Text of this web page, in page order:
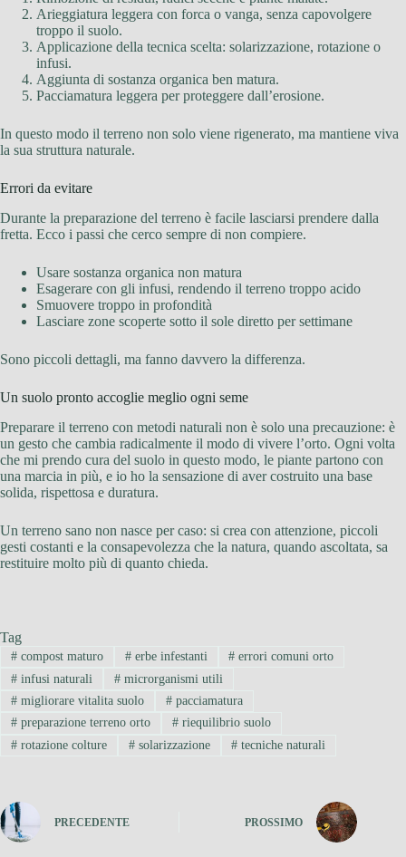
Arieggiatura leggera con forca o vanga, senza capovolgere
troppo il suolo.
Applicazione della tecnica scelta: solarizzazione, rotazione o
infusi.
Aggiunta di sostanza organica ben matura.
Pacciamatura leggera per proteggere dall’erosione.
In questo modo il terreno non solo viene rigenerato, ma mantiene viva
la sua struttura naturale.
Errori da evitare
Durante la preparazione del terreno è facile lasciarsi prendere dalla
fretta. Ecco i passi che cerco sempre di non compiere.
Usare sostanza organica non matura
Esagerare con gli infusi, rendendo il terreno troppo acido
Smuovere troppo in profondità
Lasciare zone scoperte sotto il sole diretto per settimane
Sono piccoli dettagli, ma fanno davvero la differenza.
Un suolo pronto accoglie meglio ogni seme
Preparare il terreno con metodi naturali non è solo una precauzione: è
un gesto che cambia radicalmente il modo di vivere l’orto. Ogni volta
che mi prendo cura del suolo in questo modo, le piante partono con
una marcia in più, e io ho la sensazione di aver costruito una base
solida, rispettosa e duratura.
Un terreno sano non nasce per caso: si crea con attenzione, piccoli
gesti costanti e la consapevolezza che la natura, quando ascoltata, sa
restituire molto più di quanto chieda.
Tag
#compost maturo #erbe infestanti # errori comuni orto
#infusi naturali #microrganismi utili
#migliorare vitalita suolo #pacciamatura
#preparazione terreno orto #riequilibrio suolo
#rotazione colture #solarizzazione # tecniche naturali
PRECEDENTE PROSSIMO